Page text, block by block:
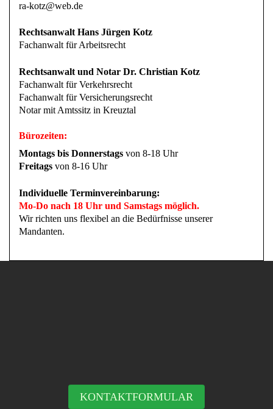
ra-kotz@web.de
Rechtsanwalt Hans Jürgen Kotz
Fachanwalt für Arbeitsrecht
Rechtsanwalt und Notar Dr. Christian Kotz
Fachanwalt für Verkehrsrecht
Fachanwalt für Versicherungsrecht
Notar mit Amtssitz in Kreuztal
Bürozeiten:
Montags bis Donnerstags von 8-18 Uhr
Freitags von 8-16 Uhr
Individuelle Terminvereinbarung:
Mo-Do nach 18 Uhr und Samstags möglich.
Wir richten uns flexibel an die Bedürfnisse unserer
Mandanten.
KONTAKTFORMULAR